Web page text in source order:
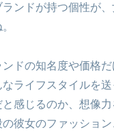
ンドが持つ個性が
ドの知名度や価格だ
ライフスタイルを
と感じるのか、想像
彼女のファッション